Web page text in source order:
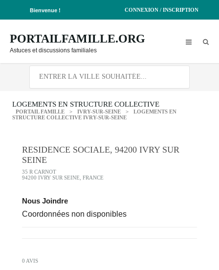
Bienvenue ! CONNEXION / INSCRIPTION
PORTAILFAMILLE.ORG
Astuces et discussions familiales
LOGEMENTS EN STRUCTURE COLLECTIVE
PORTAIL FAMILLE > IVRY-SUR-SEINE >
LOGEMENTS EN
STRUCTURE COLLECTIVE IVRY-SUR-SEINE
RESIDENCE SOCIALE, 94200 IVRY SUR
SEINE
35 R CARNOT
94200 IVRY SUR SEINE, FRANCE
Nous Joindre
Coordonnées non disponibles
0 AVIS